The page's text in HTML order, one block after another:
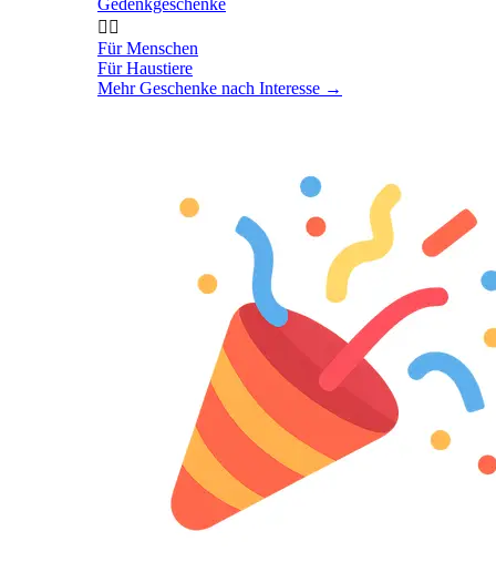
Gedenkgeschenke
 
Für Menschen
Für Haustiere
Mehr Geschenke nach Interesse →